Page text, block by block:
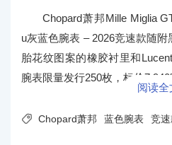
Chopard萧邦Mille Miglia
u灰蓝色腕表 – 2026竞速款随
胎花纹图案的橡胶衬里和
腕表限量发行250枚，标价7,940
阅读全
 Chopard萧邦 蓝色腕表 竞速